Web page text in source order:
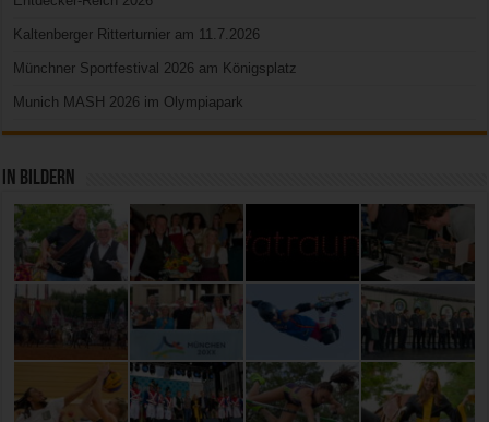
Kaltenberger Ritterturnier am 11.7.2026
Münchner Sportfestival 2026 am Königsplatz
Munich MASH 2026 im Olympiapark
In Bildern